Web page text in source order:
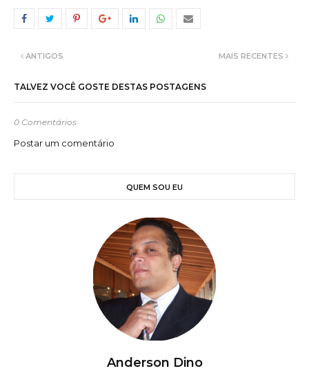
MAIS RECENTES
ANTIGOS
TALVEZ VOCÊ GOSTE DESTAS POSTAGENS
0 Comentários
Postar um comentário
QUEM SOU EU
Anderson Dino